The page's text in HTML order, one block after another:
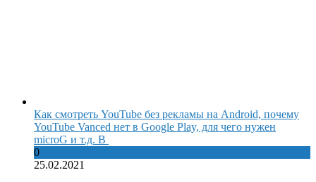
Как смотреть YouTube без рекламы на Android, почему
YouTube Vanced нет в Google Play, для чего нужен
microG и т.д. В
0
25.02.2021